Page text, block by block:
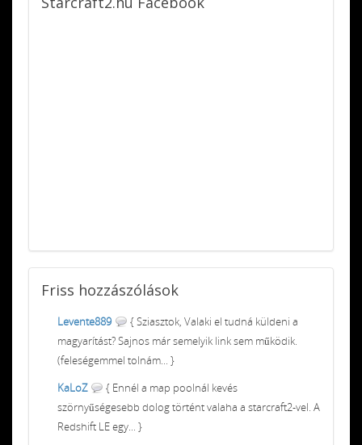
Friss hozzászólások
Levente889
{ Sziasztok, Valaki el tudná küldeni a
magyarítást? Sajnos már semelyik link sem működik.
(feleségemmel tolnám... }
KaLoZ
{ Ennél a map poolnál kevés
szörnyűségesebb dolog történt valaha a starcraft2-vel. A
Redshift LE egy... }